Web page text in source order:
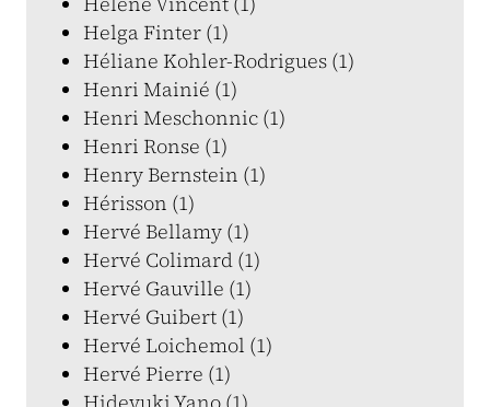
Helga Finter (1)
Héliane Kohler-Rodrigues (1)
Henri Mainié (1)
Henri Meschonnic (1)
Henri Ronse (1)
Henry Bernstein (1)
Hérisson (1)
Hervé Bellamy (1)
Hervé Colimard (1)
Hervé Gauville (1)
Hervé Guibert (1)
Hervé Loichemol (1)
Hervé Pierre (1)